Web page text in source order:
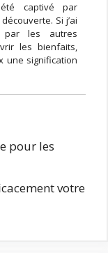
captivé par
Si j’ai
par les autres
les bienfaits,
une signification
pour les
votre